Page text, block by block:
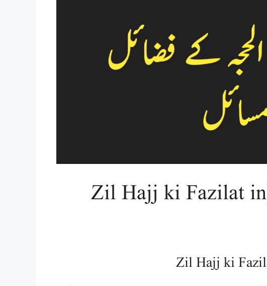
عشرہ ذی الحجہ کے فضائل و مسائل | Zil Hajj ki Fazilat in